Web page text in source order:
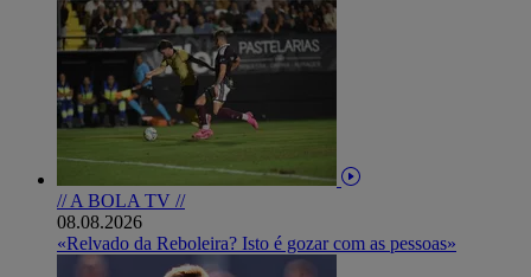
// A BOLA TV //
08.08.2026
«Relvado da Reboleira? Isto é gozar com as pessoas»